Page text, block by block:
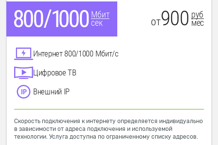
Мбит
сек
от900 руб
мес
Интернет 800/1000 Мбит/с
Цифровое ТВ
Внешний IP
Скорость подключения к интернету определяется индивидуально
в зависимости от адреса подключения и используемой
технологии. Услуга доступна по ограниченному списку адресов.